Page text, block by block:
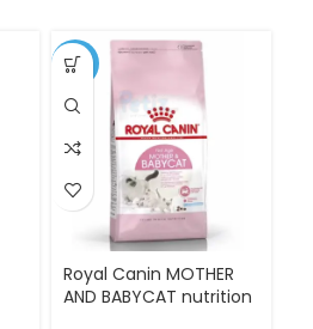
-11%
Royal Canin MOTHER
AND BABYCAT nutrition